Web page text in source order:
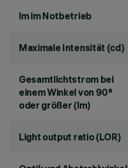
lm im Notbetrieb
Maximale Intensität (cd)
Gesamtlichtstrom bei
einem Winkel von 90°
oder größer (lm)
Light output ratio (LOR)